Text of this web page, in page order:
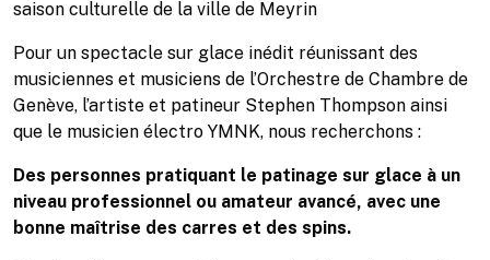
saison culturelle de la ville de Meyrin
Pour un spectacle sur glace inédit réunissant des
musiciennes et musiciens de l’Orchestre de Chambre de
Genève, l’artiste et patineur Stephen Thompson ainsi
que le musicien électro YMNK, nous recherchons :
Des personnes pratiquant le patinage sur glace à un
niveau professionnel ou amateur avancé, avec une
bonne maîtrise des carres et des spins.